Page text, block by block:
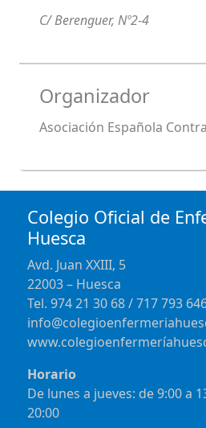
C/ Berenguer, Nº2-4
Organizador
Asociación Española
Colegio Oficial de
Huesca
Avd. Juan XXIII, 5
22003 – Huesca
Tel. 974 21 30 68 / 717 793
Horario
De lunes a jueves: de 9:00 a
20:00